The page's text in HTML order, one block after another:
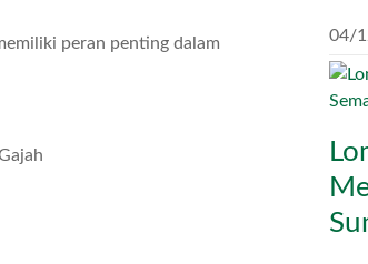
peran penting dalam
04/